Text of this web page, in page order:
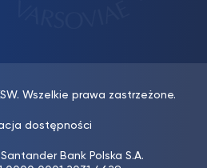
Wszelkie prawa zastrzeżone.
dostępności
Bank Polska S.A.